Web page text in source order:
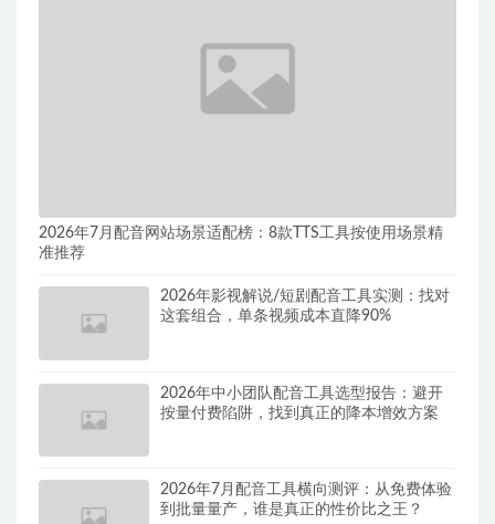
2026年7月配音网站场景适配榜：8款TTS工具按使用场景精
准推荐
2026年影视解说/短剧配音工具实测：找对
这套组合，单条视频成本直降90%
2026年中小团队配音工具选型报告：避开
按量付费陷阱，找到真正的降本增效方案
2026年7月配音工具横向测评：从免费体验
到批量量产，谁是真正的性价比之王？